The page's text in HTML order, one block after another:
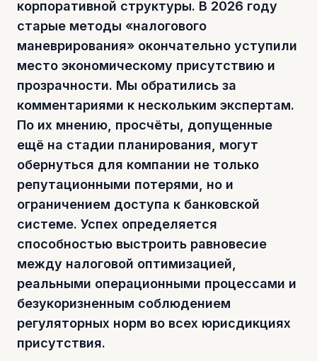
корпоративной структуры. В 2026 году
старые методы «налогового
маневрирования» окончательно уступили
место экономическому присутствию и
прозрачности. Мы обратились за
комментариями к нескольким экспертам.
По их мнению, просчёты, допущенные
ещё на стадии планирования, могут
обернуться для компании не только
репутационными потерями, но и
ограничением доступа к банковской
системе. Успех определяется
способностью выстроить равновесие
между налоговой оптимизацией,
реальными операционными процессами и
безукоризненным соблюдением
регуляторных норм во всех юрисдикциях
присутствия.